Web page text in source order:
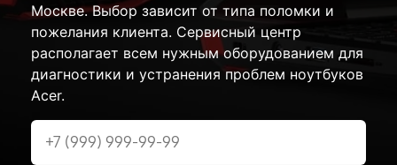
Москве. Выбор зависит от типа поломки и
пожелания клиента. Сервисный центр
располагает всем нужным оборудованием для
диагностики и устранения проблем ноутбуков
Acer.